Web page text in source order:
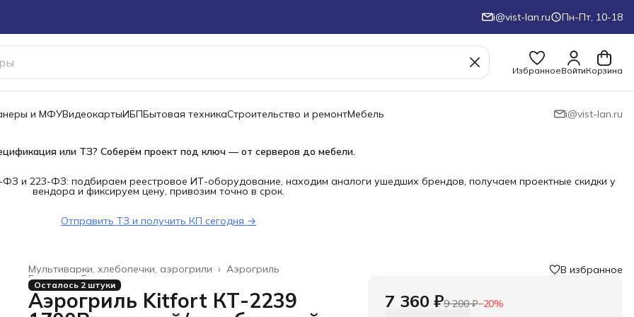
i@vist-lan.ru Пн-Пт, 10-18
ИзбранноеВойтиКорзина
и МФУВидеокартыИБПБытовая техникаСтроительство и ремонтМебель i@vist-lan.ru
или ТЗ? Соберём проект под ключ — от серверов до мебели.
и 223-ФЗ: подбираем реестровое ИТ-оборудование, находим аналоги ушедших брендов, получаем проектные скидки у
вендора и фиксируем цену, привозим точно в срок.
Отправить ТЗ и получить КП сегодня →
Аэрогриль
Мультиварки, хлебопечки, аэрогрили ›
Бытовая техника
Главная ›
Осталось 2 штуки
Аэрогриль Kitfort КТ-2239
В избранное
7 360 ₽9 200 ₽−20%